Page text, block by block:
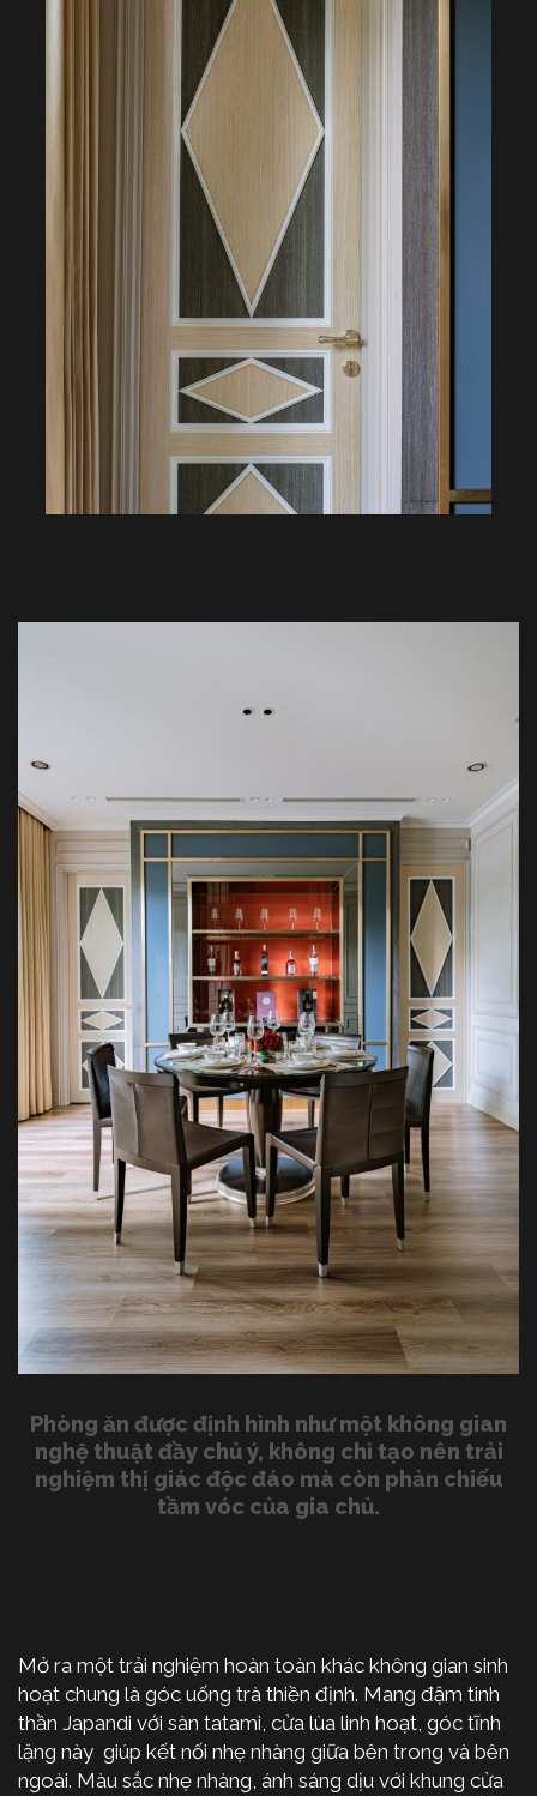
Phòng ăn được định hình như một không gian
nghệ thuật đầy chủ ý, không chỉ tạo nên trải
nghiệm thị giác độc đáo mà còn phản chiếu
tầm vóc của gia chủ.
Mở ra một trải nghiệm hoàn toàn khác không gian sinh
hoạt chung là góc uống trà thiền định. Mang đậm tinh
thần Japandi với sàn tatami, cửa lùa linh hoạt, góc tĩnh
lặng này giúp kết nối nhẹ nhàng giữa bên trong và bên
ngoài. Màu sắc nhẹ nhàng, ánh sáng dịu với khung cửa